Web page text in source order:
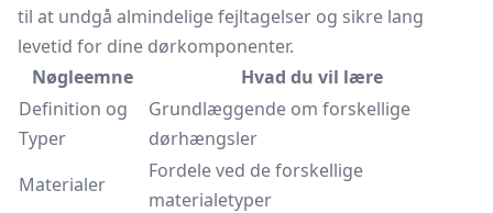
til at undgå almindelige fejltagelser og sikre lang
levetid for dine dørkomponenter.
Nøgleemne
Hvad du vil lære
Definition og
Typer
Grundlæggende om forskellige
dørhængsler
Materialer
Fordele ved de forskellige
materialetyper